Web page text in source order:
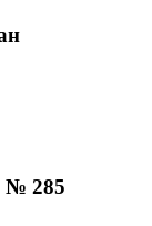
№ 285